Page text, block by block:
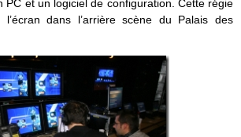
PC et un logiciel de configuration. Cette régie
dans l’arrière scène du Palais des